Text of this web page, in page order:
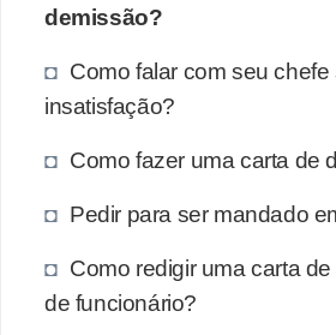
demissão?
Como falar com seu chefe
insatisfação?
Como fazer uma carta de
Pedir para ser mandado
Como redigir uma carta
de funcionário?